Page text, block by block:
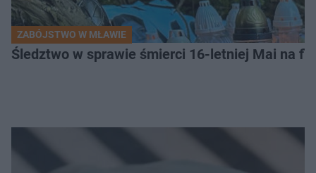
ZABÓJSTWO W MŁAWIE
Śledztwo w sprawie śmierci 16-letniej Mai na